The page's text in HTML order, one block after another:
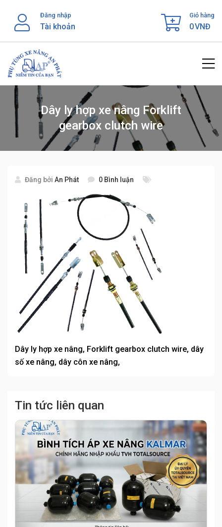
content
Đăng nhập
Tài khoản
Giỏ hàng
0VNĐ
Dây ly hợp xe nâng Forklift
gearbox clutch wire
Đăng bởi An Phát 0 Bình luận
Dây ly hợp xe nâng, Forklift gearbox clutch wire, dây
số xe nâng, dây côn xe nâng,
Tin tức liên quan